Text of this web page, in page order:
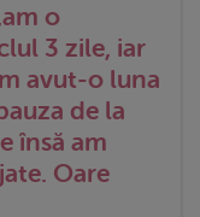
o
3 zile, iar
avut-o luna
de la
însă am
Oare